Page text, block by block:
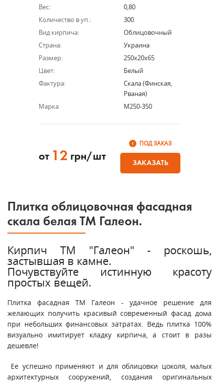
Вес:
0,80
Количество в уп.:
300
Вид кирпича:
Облицовочный
Страна:
Украина
Размер:
250х20х65
Цвет:
Белый
Фактура:
Скала (финская,
Рваная)
Марка
М250-350
от 12 грн/шт
ПОД ЗАКАЗ
ЗАКАЗАТЬ
Плитка облицовочная фасадная
скала белая ТМ Галеон.
Кирпич ТМ "Галеон" - роскошь,
застывшая в камне.
Почувствуйте истинную красоту
простых вещей.
Плитка фасадная ТМ Галеон - удачное решение для
желающих получить красивый современный фасад дома
при небольших финансовых затратах. Ведь плитка 100%
визуально имитирует кладку кирпича, а стоит в разы
дешевле!
Ее успешно применяют и для облицовки цоколя, малых
архитектурных сооружений, создания оригинальных